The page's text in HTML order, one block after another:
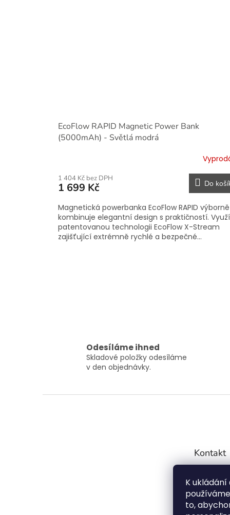
K
to,
EcoFlow RAPID Magnetic Power Bank
(5000mAh) - Světlá modrá
1 404 Kč bez DPH
1 699 Kč Do
Magnetická powerbanka EcoFlow RAPID výborně
kombinuje elegantní design s praktičností.
patentovanou technologii EcoFlow X-Stream
zajišťující extrémně rychlé a bezpečné...
Odesíláme ihned
Skladové položky odesíláme
v den objednávky.
Kontakt